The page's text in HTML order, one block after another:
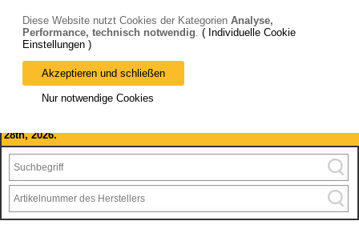
Bitte beachten Sie: wir machen Betriebsferien, vom 03. bis 28.
August 2026 haben wir geschlossen.
28th, 2026.
Diese Website nutzt Cookies der Kategorien Analyse,
Performance, technisch notwendig. ( Individuelle Cookie
Einstellungen )
Akzeptieren und schließen
Nur notwendige Cookies